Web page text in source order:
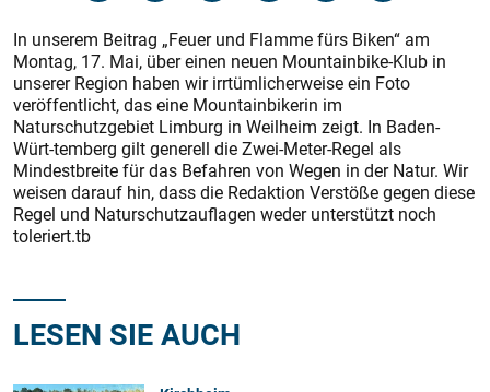
In unserem Beitrag „Feuer und Flamme fürs Biken“ am
Montag, 17. Mai, über einen neuen Mountainbike-Klub in
unserer Region haben wir irrtümlicherweise ein Foto
veröffentlicht, das eine Mountainbikerin im
Naturschutzgebiet Limburg in Weilheim zeigt. In Baden-
Würt-temberg gilt generell die Zwei-Meter-Regel als
Mindestbreite für das Befahren von Wegen in der Natur. Wir
weisen darauf hin, dass die Redaktion Verstöße gegen diese
Regel und Naturschutzauflagen weder unterstützt noch
toleriert.tb
LESEN SIE AUCH